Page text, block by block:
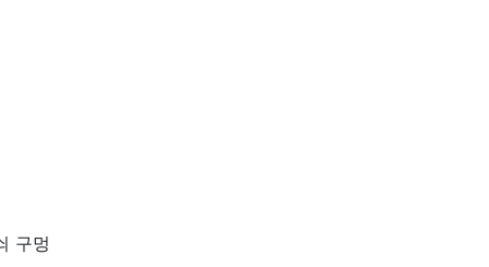
구멍